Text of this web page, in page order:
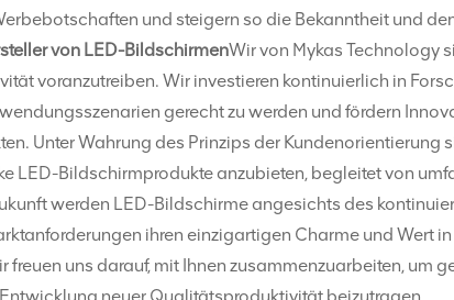
und steigern so die Bekanntheit und
von LED-BildschirmenWir von Mykas Technology
voranzutreiben. Wir investieren kontinuierlich in
gerecht zu werden und fördern
Unter Wahrung des Prinzips der
LED-Bildschirmprodukte anzubieten, begleitet von
werden LED-Bildschirme angesichts des
ihren einzigartigen Charme und Wert
freuen uns darauf, mit Ihnen zusammenzuarbeiten, um
neuer Qualitätsproduktivität beizutragen.